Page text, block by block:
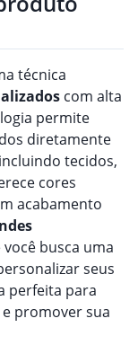
técnica
s com alta
permite
diretamente
tecidos,
cores
acabamento
você busca uma
seus
perfeita para
promover sua